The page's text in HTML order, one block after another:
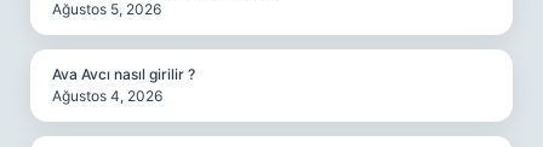
Ağustos 5, 2026
Ava Avcı nasıl girilir ?
Ağustos 4, 2026